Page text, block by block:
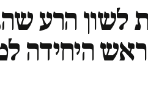
לשון הרע
ראש היחידה